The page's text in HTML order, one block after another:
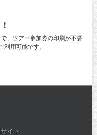
、ツアー参加券の印刷が不要
利用可能です。
イト